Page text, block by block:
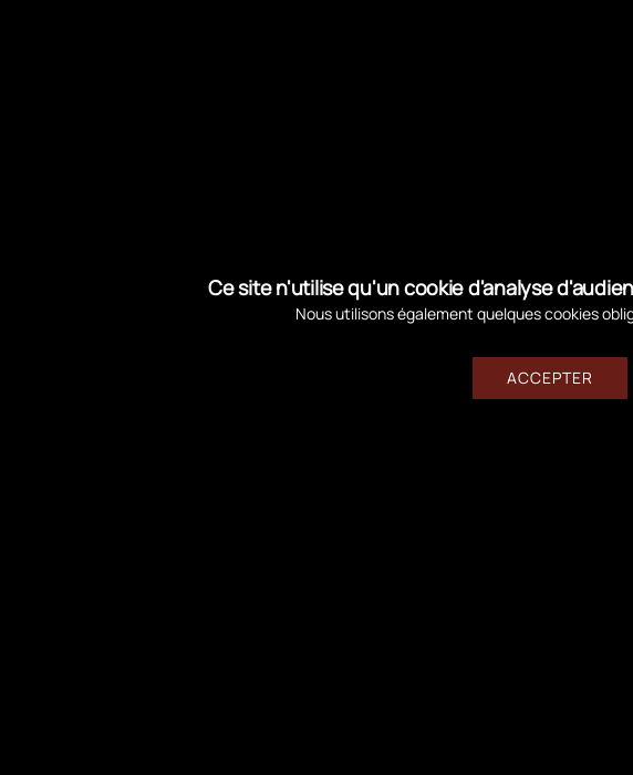
Ce site n'utilise qu'un cookie d'analyse
Nous utilisons également quelques cookies
ACCEPTER